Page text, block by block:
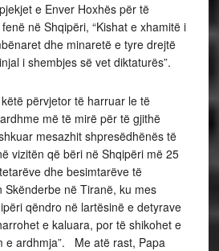
e Enver Hoxhës për të
në Shqipëri, “Kishat e xhamitë i
dhe minaretë e tyre drejtë
i shembjes së vet diktaturës”.
përvjetor të harruar le të
më të mirë për të gjithë
mesazhit shpresëdhënës të
vizitën që bëri në Shqipëri më 25
dhe besimtarëve të
Skënderbe në Tiranë, ku mes
qëndro në lartësinë e detyrave
e kaluara, por të shikohet e
e ardhmja”. Me atë rast, Papa